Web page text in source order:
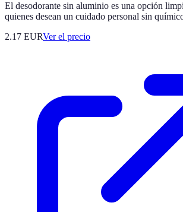
El desodorante sin aluminio es una opción
quienes desean un cuidado personal sin
2.17 EURVer el precio